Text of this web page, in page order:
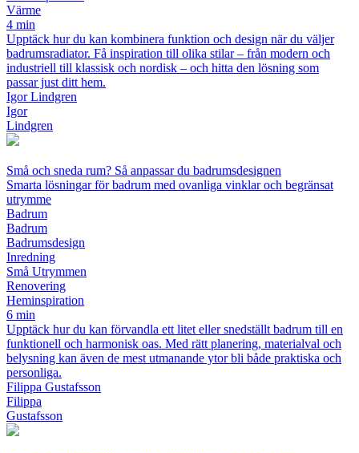
Värme
4 min
Upptäck hur du kan kombinera funktion och design när du väljer
badrumsradiator. Få inspiration till olika stilar – från modern och
industriell till klassisk och nordisk – och hitta den lösning som
passar just ditt hem.
Igor Lindgren
Igor
Lindgren
Små och sneda rum? Så anpassar du badrumsdesignen
Smarta lösningar för badrum med ovanliga vinklar och begränsat
utrymme
Badrum
Badrum
Badrumsdesign
Inredning
Små Utrymmen
Renovering
Heminspiration
6 min
Upptäck hur du kan förvandla ett litet eller snedställt badrum till en
funktionell och harmonisk oas. Med rätt planering, materialval och
belysning kan även de mest utmanande ytor bli både praktiska och
personliga.
Filippa Gustafsson
Filippa
Gustafsson